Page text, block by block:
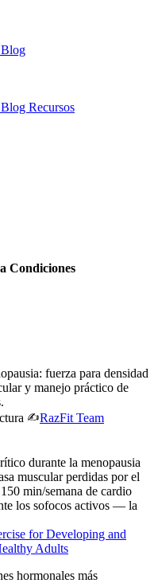
Blog
Blog Recursos
Condiciones
fuerza para densidad
y manejo práctico de
✍️RazFit Team
durante la menopausia
muscular perdidas por el
min/semana de cardio
los sofocos activos — la
for Developing and
Adults
hormonales más